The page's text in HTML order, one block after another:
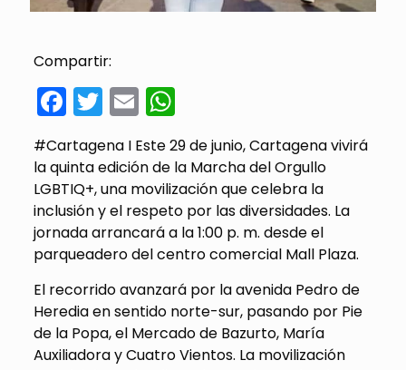
Compartir:
Facebook
Twitter
EmailWhatsApp
#Cartagena I Este 29 de junio, Cartagena vivirá
la quinta edición de la Marcha del Orgullo
LGBTIQ+, una movilización que celebra la
inclusión y el respeto por las diversidades. La
jornada arrancará a la 1:00 p. m. desde el
parqueadero del centro comercial Mall Plaza.
El recorrido avanzará por la avenida Pedro de
Heredia en sentido norte-sur, pasando por Pie
de la Popa, el Mercado de Bazurto, María
Auxiliadora y Cuatro Vientos. La movilización